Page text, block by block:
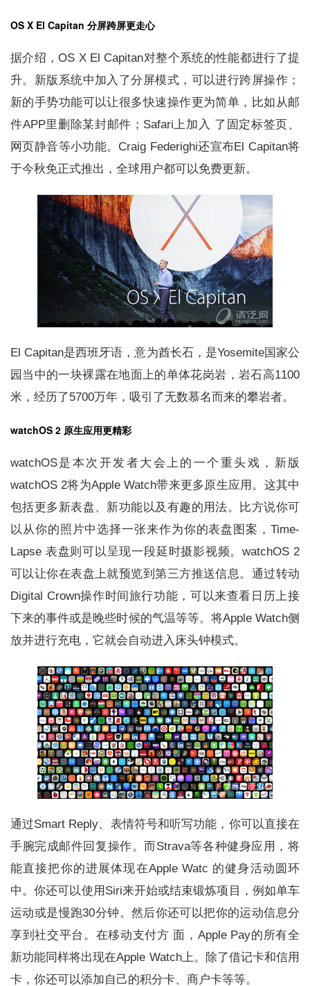
OS X El Capitan 分屏跨屏更走心
据介绍，OS X El Capitan对整个系统的性能都进行了提
升。新版系统中加入了分屏模式，可以进行跨屏操作；
新的手势功能可以让很多快速操作更为简单，比如从邮
件APP里删除某封邮件；Safari上加入 了固定标签页、
网页静音等小功能。Craig Federighi还宣布El Capitan将
于今秋免正式推出，全球用户都可以免费更新。
El Capitan是西班牙语，意为酋长石，是Yosemite国家公
园当中的一块裸露在地面上的单体花岗岩，岩石高1100
米，经历了5700万年，吸引了无数慕名而来的攀岩者。
watchOS 2 原生应用更精彩
watchOS是本次开发者大会上的一个重头戏，新版
watchOS 2将为Apple Watch带来更多原生应用。这其中
包括更多新表盘、新功能以及有趣的用法。比方说你可
以从你的照片中选择一张来作为你的表盘图案，Time-
Lapse 表盘则可以呈现一段延时摄影视频。watchOS 2
可以让你在表盘上就预览到第三方推送信息。通过转动
Digital Crown操作时间旅行功能，可以来查看日历上接
下来的事件或是晚些时候的气温等等。将Apple Watch侧
放并进行充电，它就会自动进入床头钟模式。
通过Smart Reply、表情符号和听写功能，你可以直接在
手腕完成邮件回复操作。而Strava等各种健身应用，将
能直接把你的进展体现在Apple Watc 的健身活动圆环
中。你还可以使用Siri来开始或结束锻炼项目，例如单车
运动或是慢跑30分钟。然后你还可以把你的运动信息分
享到社交平台。在移动支付方 面，Apple Pay的所有全
新功能同样将出现在Apple Watch上。除了借记卡和信用
卡，你还可以添加自己的积分卡、商户卡等等。